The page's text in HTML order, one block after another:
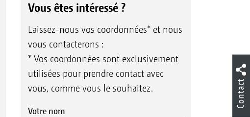
Vous êtes intéressé ?
Laissez-nous vos coordonnées* et nous
vous contacterons :
* Vos coordonnées sont exclusivement
utilisées pour prendre contact avec
vous, comme vous le souhaitez.
Votre nom
Contact